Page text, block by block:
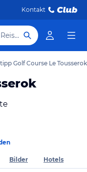
Kontakt
Hotel, Reiseziel
Golf Course Le Tousserok
Bilder Hotels